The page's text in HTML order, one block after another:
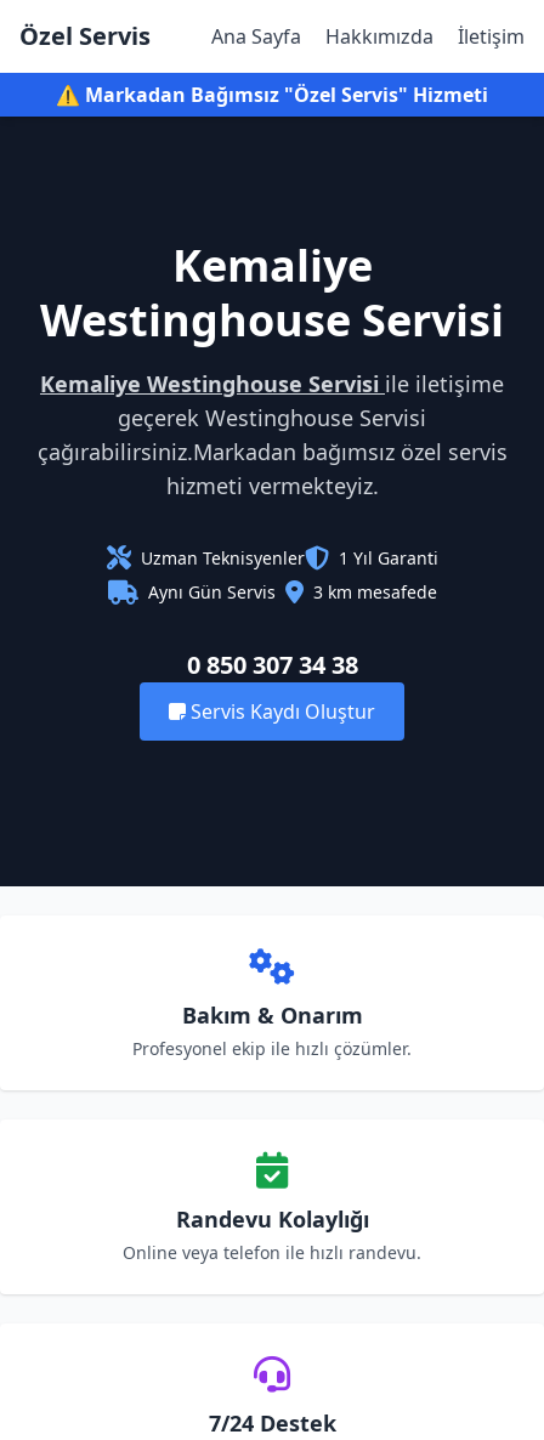
Özel Servis Ana Sayfa Hakkımızda İletişim
⚠️ Markadan Bağımsız "Özel Servis" Hizmeti
Kemaliye
Westinghouse Servisi
Kemaliye Westinghouse Servisi ile iletişime
geçerek Westinghouse Servisi
çağırabilirsiniz.Markadan bağımsız özel servis
hizmeti vermekteyiz.
Uzman Teknisyenler
1 Yıl Garanti
Aynı Gün Servis
3 km mesafede
0 850 307 34 38
Servis Kaydı Oluştur
Bakım & Onarım
Profesyonel ekip ile hızlı çözümler.
Randevu Kolaylığı
Online veya telefon ile hızlı randevu.
7/24 Destek